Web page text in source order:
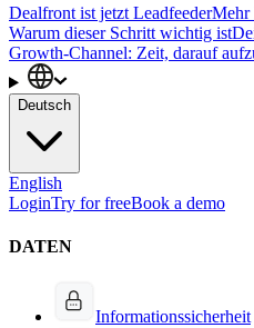
Dealfront ist jetzt LeadfeederMehr
Warum dieser Schritt wichtig ist
Growth-Channel: Zeit, darauf
Deutsch
English
LoginTry for freeBook a demo
DATEN
Informationssicherheit